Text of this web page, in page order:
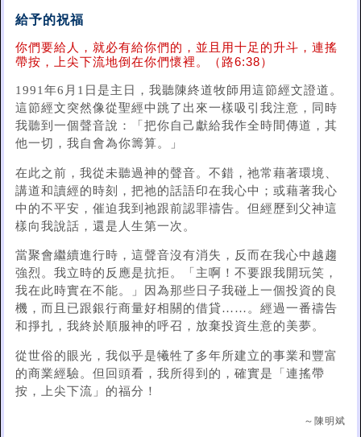
給予的祝福
你們要給人，就必有給你們的，並且用十足的升斗，連搖
帶按，上尖下流地倒在你們懷裡。（路6:38）
1991年6月1日是主日，我聽陳終道牧師用這節經文證道。
這節經文突然像從聖經中跳了出來一樣吸引我注意，同時
我聽到一個聲音說：「把你自己獻給我作全時間傳道，其
他一切，我自會為你籌算。」
在此之前，我從未聽過神的聲音。不錯，祂常藉著環境、
講道和讀經的時刻，把祂的話語印在我心中；或藉著我心
中的不平安，催迫我到祂跟前認罪禱告。但經歷到父神這
樣向我說話，還是人生第一次。
當聚會繼續進行時，這聲音沒有消失，反而在我心中越趨
強烈。我立時的反應是抗拒。「主啊！不要跟我開玩笑，
我在此時實在不能。」因為那些日子我碰上一個投資的良
機，而且已跟銀行商量好相關的借貸……。經過一番禱告
和掙扎，我終於順服神的呼召，放棄投資生意的美夢。
從世俗的眼光，我似乎是犧牲了多年所建立的事業和豐富
的商業經驗。但回頭看，我所得到的，確實是「連搖帶
按，上尖下流」的福分！
～陳明斌